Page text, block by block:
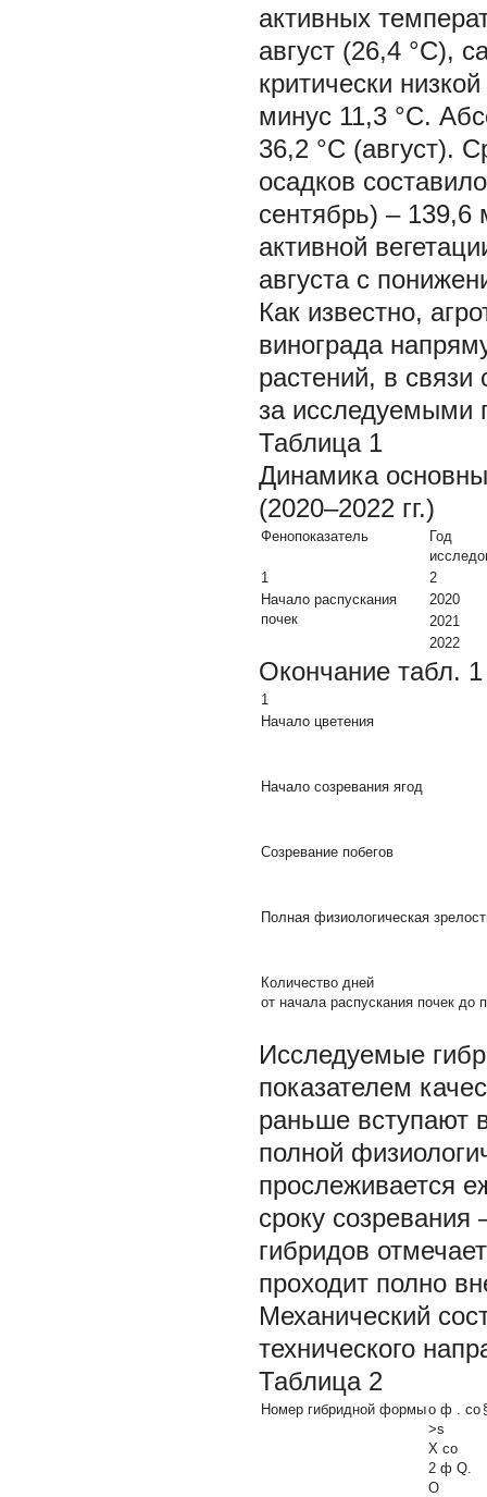
активных
август (26,4 °С),
критически
минус 11,3 °С.
36,2 °С (август).
осадков
сентябрь) –
активной
августа с
Как известно,
винограда
растений, в
за исследуемыми
Таблица 1
Динамика
(2020–2022 гг.)
Фенопоказатель
Год
1
2
Начало распускания
почек
2020
2021
2022
Окончание табл. 1
1
Начало цветения
Начало созревания ягод
Созревание побегов
Полная физиологическая
Количество дней
от начала распускания почек до
Исследуемые
показателем
раньше вступают
полной
прослеживается
сроку
гибридов
проходит полно
Механический
технического
Таблица 2
Номер гибридной формыо ф . со
>s
X со
2 ф Q.
О